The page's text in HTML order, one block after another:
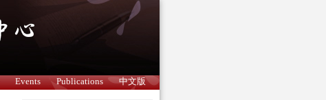
Events Publications 中文版